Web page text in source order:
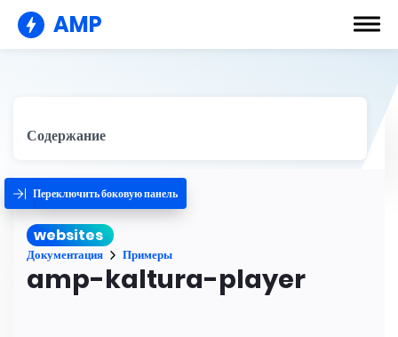
AMP
Содержание
Переключить боковую панель
websites
Документация Примеры
amp-kaltura-player